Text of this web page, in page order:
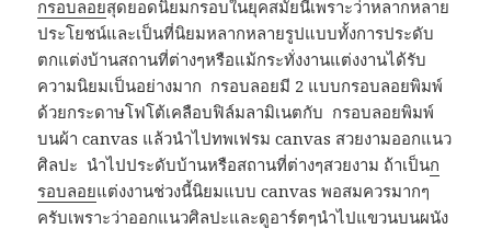
กรอบลอยสุดยอดนิยมกรอบในยุคสมัยนี้เพราะว่าหลากหลาย
ประโยชน์และเป็นที่นิยมหลากหลายรูปแบบทั้งการประดับ
ตกแต่งบ้านสถานที่ต่างๆหรือแม้กระทั่งงานแต่งงานได้รับ
ความนิยมเป็นอย่างมาก กรอบลอยมี 2 แบบกรอบลอยพิมพ์
ด้วยกระดาษโฟโต้เคลือบฟิล์มลามิเนตกับ กรอบลอยพิมพ์
บนผ้า canvas แล้วนำไปทพเฟรม canvas สวยงามออกแนว
ศิลปะ นำไปประดับบ้านหรือสถานที่ต่างๆสวยงาม ถ้าเป็นก
รอบลอยแต่งงานช่วงนี้นิยมแบบ canvas พอสมควรมากๆ
ครับเพราะว่าออกแนวศิลปะและดูอาร์ตๆนำไปแขวนบนผนัง